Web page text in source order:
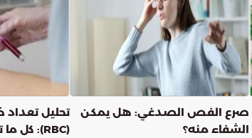
صرع الفص الصدغي: هل يمكن
الشفاء منه؟
تحليل تعداد
(RBC): كل ما تود معرفته